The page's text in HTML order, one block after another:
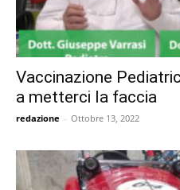
Vaccinazione
a metterci la faccia
redazione - Ottobre 13, 2022